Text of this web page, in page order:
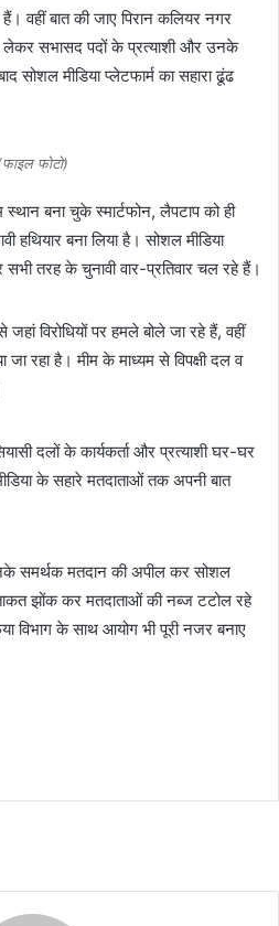
वहीं बात की जाए पिरान कलियर नगर
लेकर सभासद पदों के प्रत्याशी और उनके
सोशल मीडिया प्लेटफार्म का सहारा ढूंढ
फोटो)
बना चुके स्मार्टफोन, लैपटाप को ही
हथियार बना लिया है। सोशल मीडिया
तरह के चुनावी वार-प्रतिवार चल रहे हैं।
विरोधियों पर हमले बोले जा रहे हैं, वहीं
जा रहा है। मीम के माध्यम से विपक्षी दल व
दलों के कार्यकर्ता और प्रत्याशी घर-घर
के सहारे मतदाताओं तक अपनी बात
समर्थक मतदान की अपील कर सोशल
झोंक कर मतदाताओं की नब्ज टटोल रहे
विभाग के साथ आयोग भी पूरी नजर बनाए